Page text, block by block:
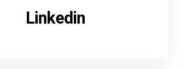
Linkedin